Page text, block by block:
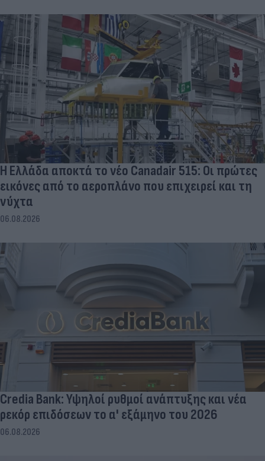
Η Ελλάδα αποκτά το νέο Canadair 515: Οι πρώτες
εικόνες από το αεροπλάνο που επιχειρεί και τη
νύχτα
06.08.2026
Credia Bank: Υψηλοί ρυθμοί ανάπτυξης και νέα
ρεκόρ επιδόσεων το α' εξάμηνο του 2026
06.08.2026